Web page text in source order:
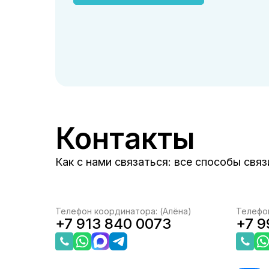
Контакты
Как с нами связаться: все способы
Телефон координатора: (Алёна)
+7 913 840 0073 +7